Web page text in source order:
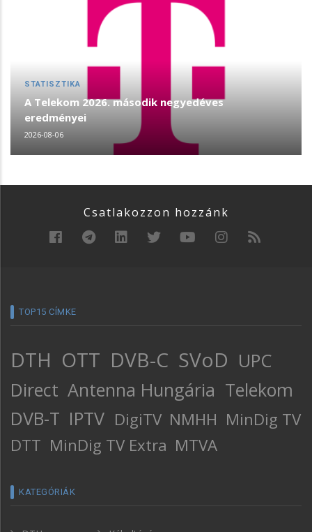
STATISZTIKA
A Telekom 2026. második negyedéves
eredményei
2026-08-06
Csatlakozzon hozzánk
TOP15 CÍMKE
DTH OTT DVB-C SVoD UPC
Direct Antenna Hungária Telekom
DVB-T IPTV DigiTV NMHH MinDig TV
DTT MinDig TV Extra MTVA
KATEGÓRIÁK